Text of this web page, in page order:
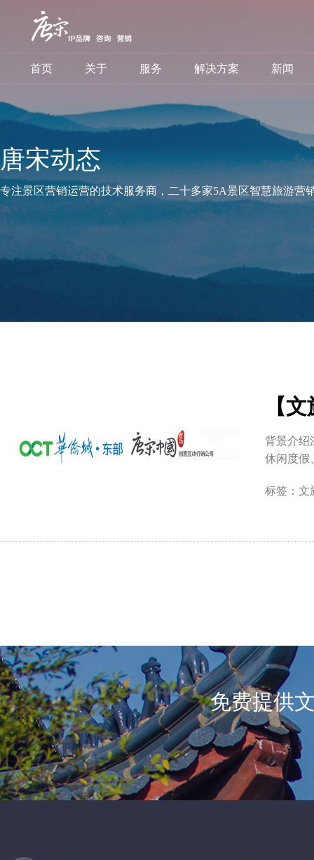
首页 关于 服务 解决方案 新闻
唐宋动态
专注景区营销运营的技术服务商，二十多家5A景区智慧旅游
【
背景介绍
休闲度假
标签： 文
免费提供